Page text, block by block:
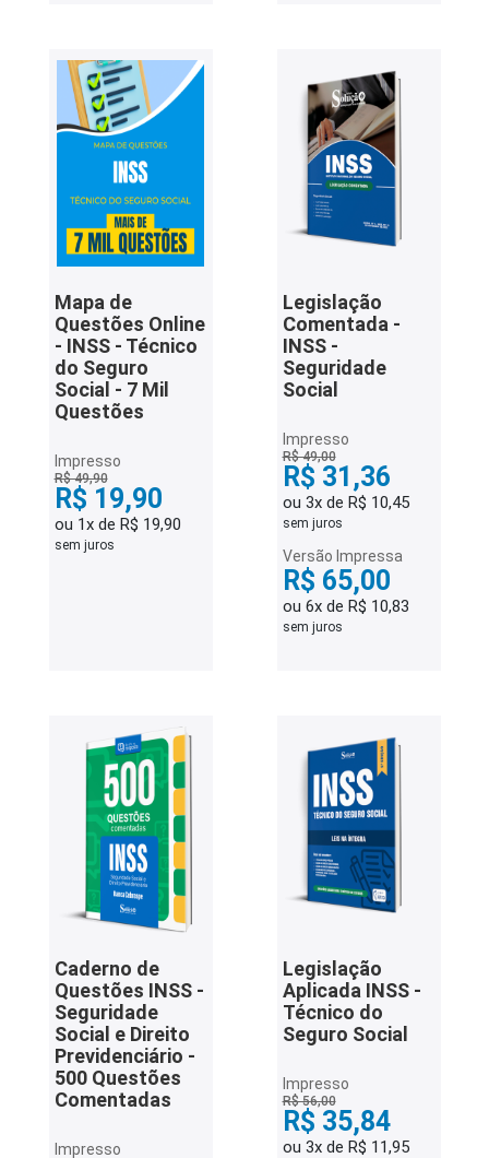
Mapa de
Questões Online
- INSS - Técnico
do Seguro
Social - 7 Mil
Questões
Impresso
R$ 49,90
R$ 19,90
ou 1x de R$ 19,90
sem juros
Legislação
Comentada -
INSS -
Seguridade
Social
Impresso
R$ 49,00
R$ 31,36
ou 3x de R$ 10,45
sem juros
Versão Impressa
R$ 65,00
ou 6x de R$ 10,83
sem juros
Caderno de
Questões INSS -
Seguridade
Social e Direito
Previdenciário -
500 Questões
Comentadas
Impresso
Legislação
Aplicada INSS -
Técnico do
Seguro Social
Impresso
R$ 56,00
R$ 35,84
ou 3x de R$ 11,95